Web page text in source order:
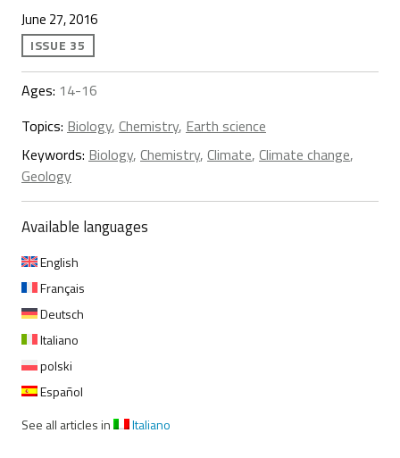
June 27, 2016
ISSUE 35
Ages: 14-16
Topics: Biology, Chemistry, Earth science
Keywords: Biology, Chemistry, Climate, Climate change,
Geology
Available languages
English
Français
Deutsch
Italiano
polski
Español
See all articles in
Italiano